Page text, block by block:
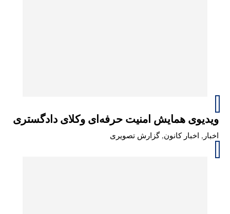
ویدیوی همایش امنیت حرفه‌ای وکلای دادگستری
اخبار , اخبار کانون,گزارش تصویری